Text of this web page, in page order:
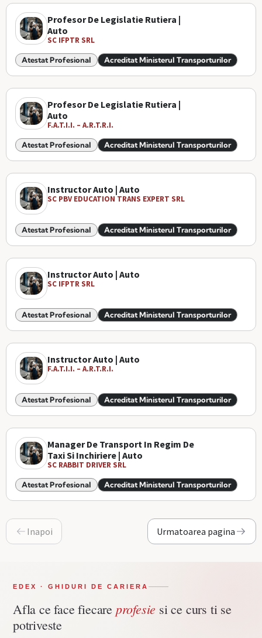
Profesor De Legislatie Rutiera |
Auto
SC IFPTR SRL
Atestat Profesional Acreditat Ministerul Transporturilor
Profesor De Legislatie Rutiera |
Auto
F.A.T.I.I. – A.R.T.R.I.
Atestat Profesional Acreditat Ministerul Transporturilor
Instructor Auto | Auto
SC PBV EDUCATION TRANS EXPERT SRL
Atestat Profesional Acreditat Ministerul Transporturilor
Instructor Auto | Auto
SC IFPTR SRL
Atestat Profesional Acreditat Ministerul Transporturilor
Instructor Auto | Auto
F.A.T.I.I. – A.R.T.R.I.
Atestat Profesional Acreditat Ministerul Transporturilor
Manager De Transport In Regim De
Taxi Si Inchiriere | Auto
SC RABBIT DRIVER SRL
Atestat Profesional Acreditat Ministerul Transporturilor
Inapoi Urmatoarea pagina
EDEX · GHIDURI DE CARIERA
Afla ce face fiecare profesie si ce curs ti se
potriveste